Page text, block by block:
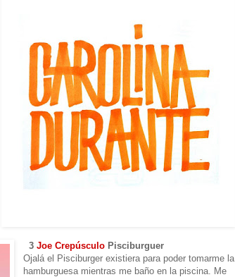
3Joe Crepúsculo Pisciburguer
Ojalá el Pisciburger existiera para poder tomarme la
hamburguesa mientras me baño en la piscina. Me